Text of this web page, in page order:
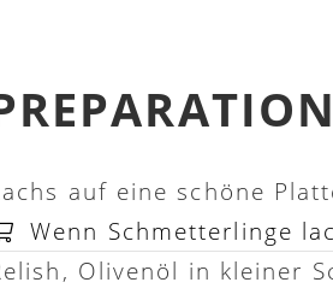
auf eine schöne
Wenn Schmetterlinge
Olivenöl in kleiner